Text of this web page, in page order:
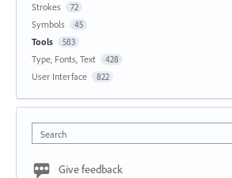
Strokes 72
Symbols 45
Tools 583
Type, Fonts, Text 428
User Interface 822
Search
Give feedback